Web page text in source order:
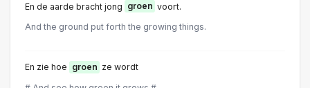
En de aarde bracht jong groen voort.
And the ground put forth the growing things.
En zie hoe groen ze wordt